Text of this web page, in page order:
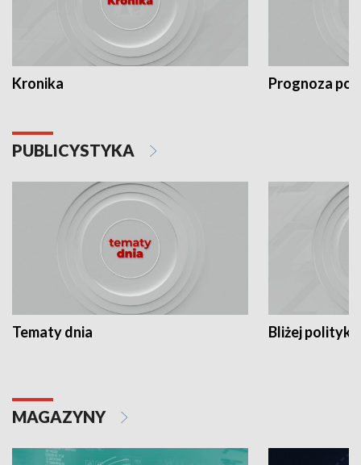
Kronika Prognoza
PUBLICYSTYKA
Tematy dnia Bliżej polityki
MAGAZYNY